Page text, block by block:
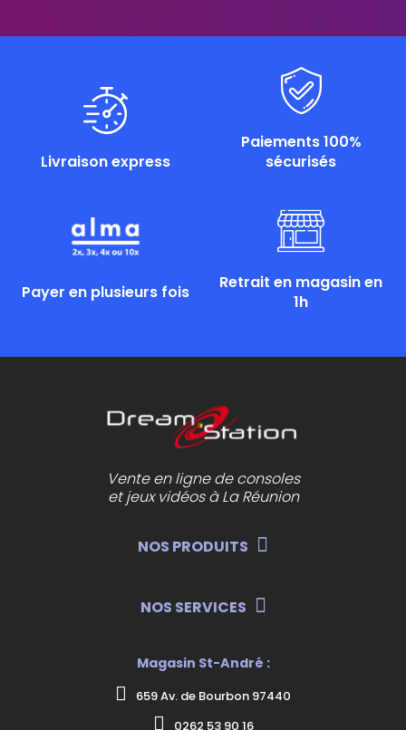
Livraison express
Paiements 100%
sécurisés
Payer en plusieurs fois
Retrait en magasin en
1h
Vente en ligne de consoles
et jeux vidéos à La Réunion
NOS PRODUITS
NOS SERVICES
Magasin St-André :
659 Av. de Bourbon 97440
0262 53 90 16